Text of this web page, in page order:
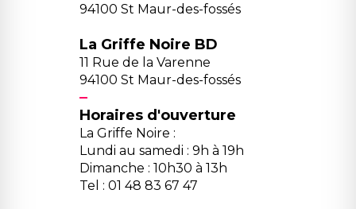
94100 St Maur-des-fossés
La Griffe Noire BD
11 Rue de la Varenne
94100 St Maur-des-fossés
Horaires d'ouverture
La Griffe Noire :
Lundi au samedi : 9h à 19h
Dimanche : 10h30 à 13h
Tel : 01 48 83 67 47